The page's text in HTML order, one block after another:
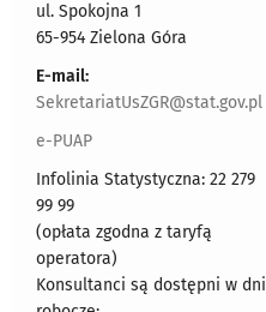
ul. Spokojna 1
65-954 Zielona Góra
E-mail:
SekretariatUsZGR@stat.gov.pl
e-PUAP
Infolinia Statystyczna: 22 279
99 99
(opłata zgodna z taryfą
operatora)
Konsultanci są dostępni w dni